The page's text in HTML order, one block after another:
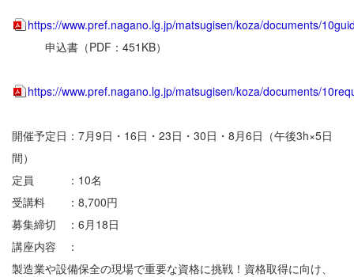
https://www.pref.nagano.lg.jp/matsugisen/koza/documents/
申込書（PDF：451KB）
https://www.pref.nagano.lg.jp/matsugisen/koza/documents/
開催予定日：7月9日・16日・23日・30日・8月6日（午後3h×5日
間）
定員 ：10名
受講料 ：8,700円
募集締切 ：6月18日
講座内容 ：
製造業や設備保全の現場で重要な資格に挑戦！資格取得に向け、